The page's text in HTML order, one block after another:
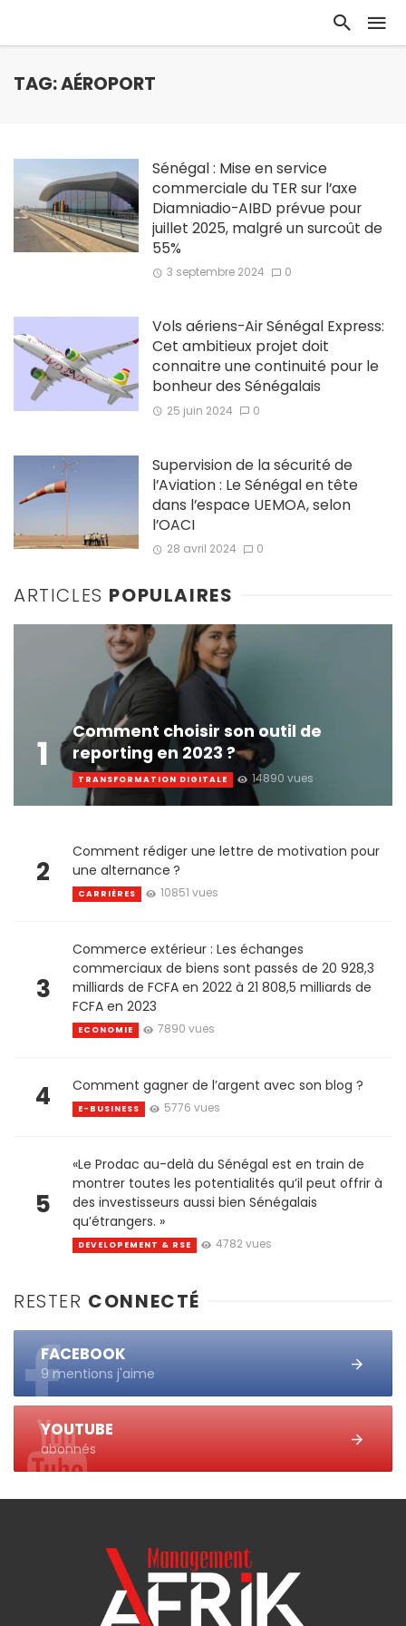
TAG: AÉROPORT
Sénégal : Mise en service
commerciale du TER sur l’axe
Diamniadio-AIBD prévue pour
juillet 2025, malgré un surcoût de
55%
3 septembre 2024 0
Vols aériens-Air Sénégal Express:
Cet ambitieux projet doit
connaitre une continuité pour le
bonheur des Sénégalais
25 juin 2024 0
Supervision de la sécurité de
l’Aviation : Le Sénégal en tête
dans l’espace UEMOA, selon
l’OACI
28 avril 2024 0
ARTICLES POPULAIRES
1
Comment choisir son outil de
reporting en 2023 ?
TRANSFORMATION DIGITALE 14890 vues
2
Comment rédiger une lettre de motivation pour
une alternance ?
CARRIÈRES 10851 vues
3
Commerce extérieur : Les échanges
commerciaux de biens sont passés de 20 928,3
milliards de FCFA en 2022 à 21 808,5 milliards de
FCFA en 2023
ECONOMIE 7890 vues
4 Comment gagner de l’argent avec son blog ?
E-BUSINESS 5776 vues
5
«Le Prodac au-delà du Sénégal est en train de
montrer toutes les potentialités qu’il peut offrir à
des investisseurs aussi bien Sénégalais
qu’étrangers. »
DEVELOPEMENT & RSE 4782 vues
RESTER CONNECTÉ
FACEBOOK
9 mentions j'aime
YOUTUBE
abonnés